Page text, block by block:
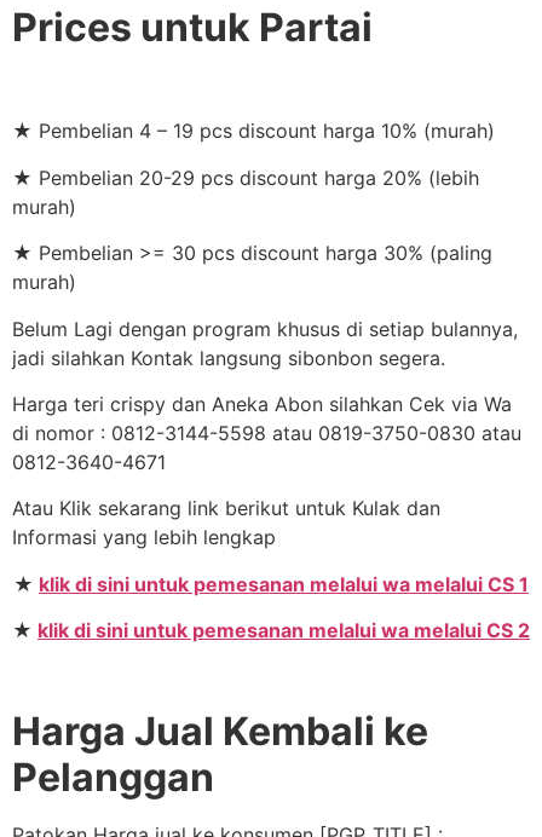
Prices untuk Partai
★ Pembelian 4 – 19 pcs discount harga 10% (murah)
★ Pembelian 20-29 pcs discount harga 20% (lebih
murah)
★ Pembelian >= 30 pcs discount harga 30% (paling
murah)
Belum Lagi dengan program khusus di setiap bulannya,
jadi silahkan Kontak langsung sibonbon segera.
Harga teri crispy dan Aneka Abon silahkan Cek via Wa
di nomor : 0812-3144-5598 atau 0819-3750-0830 atau
0812-3640-4671
Atau Klik sekarang link berikut untuk Kulak dan
Informasi yang lebih lengkap
★ klik di sini untuk pemesanan melalui wa melalui CS 1
★ klik di sini untuk pemesanan melalui wa melalui CS 2
Harga Jual Kembali ke
Pelanggan